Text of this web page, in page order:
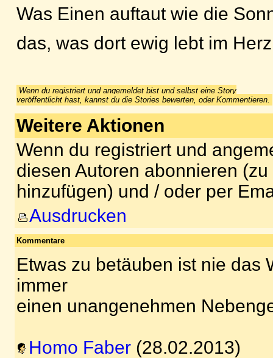
Was Einen auftaut wie die
das, was dort ewig lebt im
Wenn du registriert und angemeldet bist und selbst eine Story
veröffentlicht hast, kannst du die Stories bewerten, oder Kommentieren.
Weitere Aktionen
Wenn du registriert und
diesen Autoren abonnieren
hinzufügen) und / oder per
Ausdrucken
Kommentare
Etwas zu betäuben ist nie das
immer
einen unangenehmen
Homo Faber (28.02.2013)